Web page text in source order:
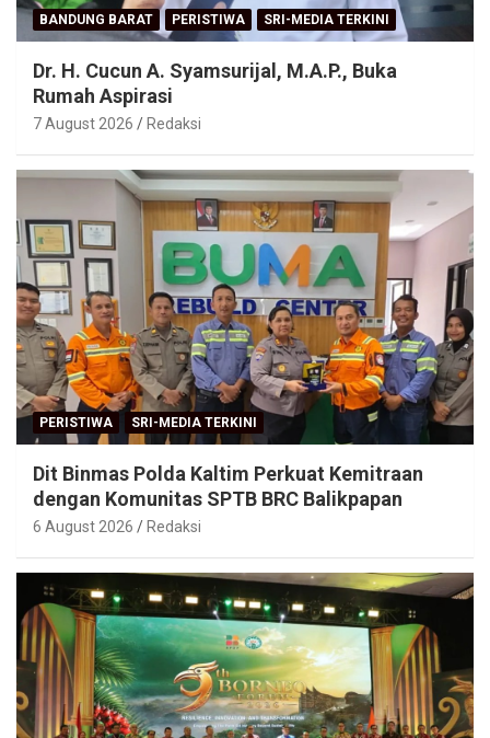
BANDUNG BARAT PERISTIWA SRI-MEDIA TERKINI
Dr. H. Cucun A. Syamsurijal, M.A.P., Buka
Rumah Aspirasi
7 August 2026 Redaksi
PERISTIWA SRI-MEDIA TERKINI
Dit Binmas Polda Kaltim Perkuat Kemitraan
dengan Komunitas SPTB BRC Balikpapan
6 August 2026 Redaksi